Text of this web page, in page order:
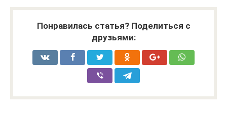
Понравилась статья? Поделиться с
друзьями: